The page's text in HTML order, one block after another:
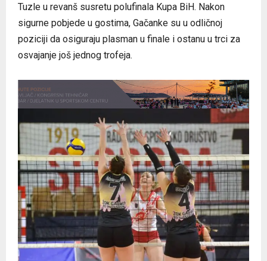
Tuzle u revanš susretu polufinala Kupa BiH. Nakon
sigurne pobjede u gostima, Gačanke su u odličnoj
poziciji da osiguraju plasman u finale i ostanu u trci za
osvajanje još jednog trofeja.